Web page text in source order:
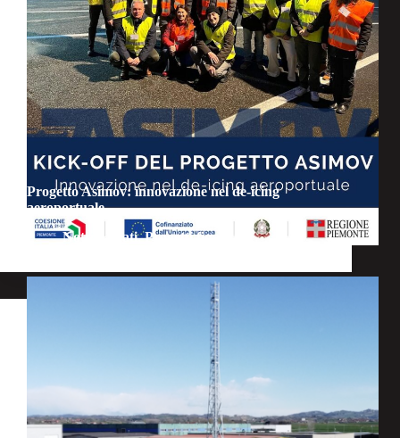
Progetto Asimov: innovazione nel de-icing
aeroportuale
Notizie , Dati,Progetti finanziati